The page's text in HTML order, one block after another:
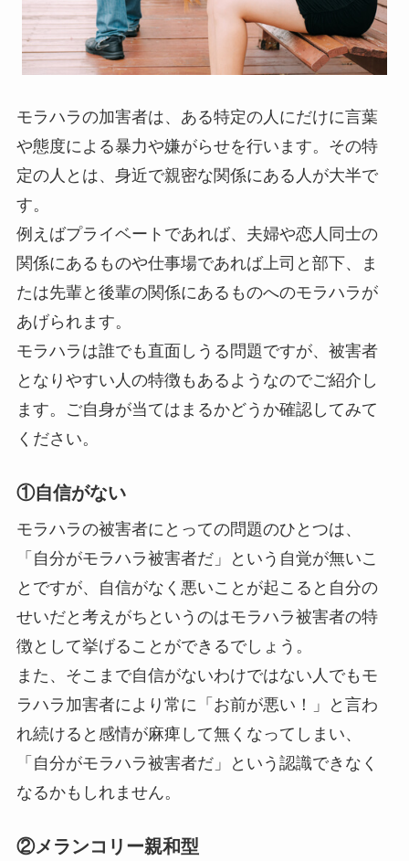
モラハラの加害者は、ある特定の人にだけに言葉
や態度による暴力や嫌がらせを行います。その特
定の人とは、身近で親密な関係にある人が大半で
す。
例えばプライベートであれば、夫婦や恋人同士の
関係にあるものや仕事場であれば上司と部下、ま
たは先輩と後輩の関係にあるものへのモラハラが
あげられます。
モラハラは誰でも直面しうる問題ですが、被害者
となりやすい人の特徴もあるようなのでご紹介し
ます。ご自身が当てはまるかどうか確認してみて
ください。
①自信がない
モラハラの被害者にとっての問題のひとつは、
「自分がモラハラ被害者だ」という自覚が無いこ
とですが、自信がなく悪いことが起こると自分の
せいだと考えがちというのはモラハラ被害者の特
徴として挙げることができるでしょう。
また、そこまで自信がないわけではない人でもモ
ラハラ加害者により常に「お前が悪い！」と言わ
れ続けると感情が麻痺して無くなってしまい、
「自分がモラハラ被害者だ」という認識できなく
なるかもしれません。
②メランコリー親和型